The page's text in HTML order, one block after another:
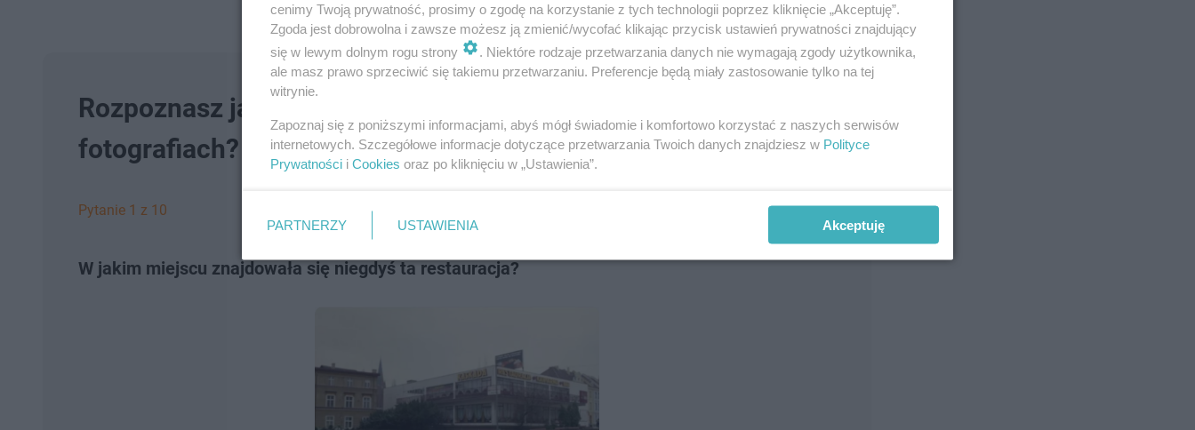
Rozpoznasz jaka to ulica w Bydgoszczy po starych
fotografiach? Rozwiąż QUIZ
Pytanie 1 z 10
W jakim miejscu znajdowała się niegdyś ta restauracja?
cenimy Twoją prywatność, prosimy o zgodę na korzystanie z tych technologii poprzez kliknięcie „Akceptuję”.
Zgoda jest dobrowolna i zawsze możesz ją zmienić/wycofać klikając przycisk ustawień prywatności znajdujący
się w lewym dolnym rogu strony
. Niektóre rodzaje przetwarzania danych nie wymagają zgody użytkownika,
ale masz prawo sprzeciwić się takiemu przetwarzaniu. Preferencje będą miały zastosowanie tylko na tej
witrynie.
Zapoznaj się z poniższymi informacjami, abyś mógł świadomie i komfortowo korzystać z naszych serwisów
internetowych. Szczegółowe informacje dotyczące przetwarzania Twoich danych znajdziesz w Polityce
Prywatności i Cookies oraz po kliknięciu w „Ustawienia”.
PARTNERZY USTAWIENIA Akceptuję